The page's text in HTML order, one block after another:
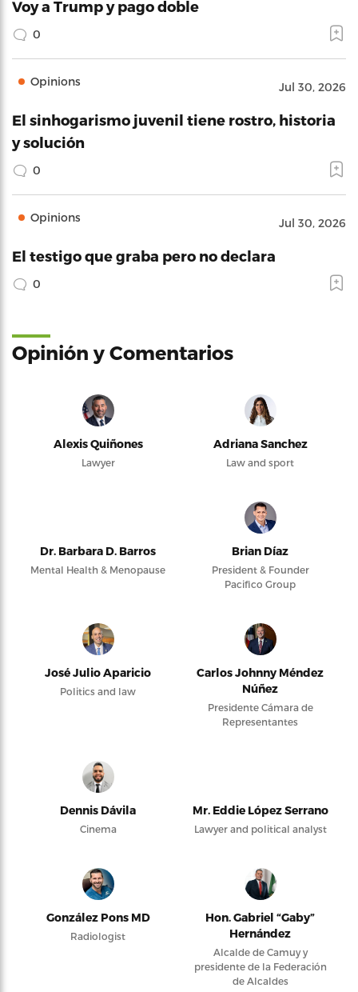
Voy a Trump y pago doble
0
Opinions Jul 30, 2026
El sinhogarismo juvenil tiene rostro, historia
y solución
0
Opinions Jul 30, 2026
El testigo que graba pero no declara
0
Opinión y Comentarios
Alexis Quiñones
Lawyer
Adriana Sanchez
Law and sport
Dr. Barbara D. Barros
Mental Health & Menopause
Brian Díaz
President & Founder
Pacifico Group
José Julio Aparicio
Politics and law
Carlos Johnny Méndez
Núñez
Presidente Cámara de
Representantes
Dennis Dávila
Cinema
Mr. Eddie López Serrano
Lawyer and political analyst
González Pons MD
Radiologist
Hon. Gabriel “Gaby”
Hernández
Alcalde de Camuy y
presidente de la Federación
de Alcaldes